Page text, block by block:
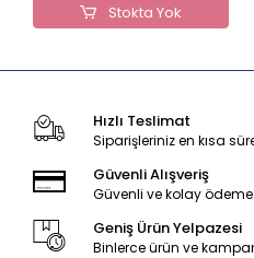
Stokta Yok
Hızlı Teslimat
Siparişleriniz en kısa
Güvenli Alışveriş
Güvenli ve kolay
Geniş Ürün Yelpazesi
Binlerce ürün ve